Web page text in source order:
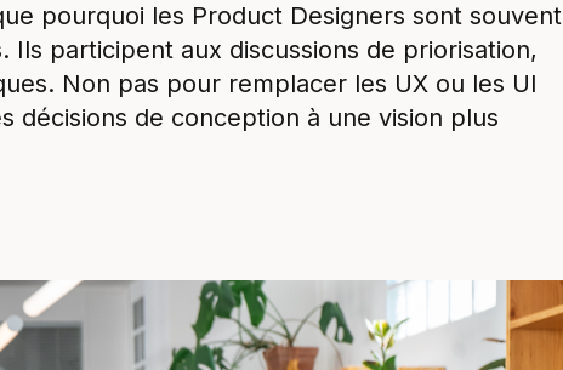
pourquoi les Product Designers sont souvent
participent aux discussions de priorisation,
Non pas pour remplacer les UX ou les UI
décisions de conception à une vision plus